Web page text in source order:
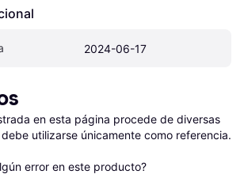
2024-06-17
en esta página procede de diversas
utilizarse únicamente como referencia.
error en este producto?